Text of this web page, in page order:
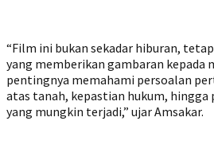
“Film ini bukan sekadar hiburan,
yang memberikan gambaran kepada
pentingnya memahami persoalan
atas tanah, kepastian hukum, hingga
yang mungkin terjadi,” ujar Amsakar.